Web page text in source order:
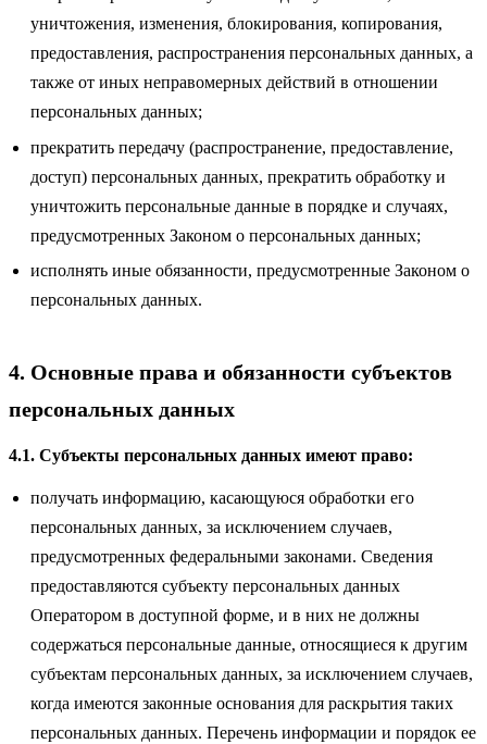
уничтожения, изменения, блокирования, копирования,
предоставления, распространения персональных данных, а
также от иных неправомерных действий в отношении
персональных данных;
прекратить передачу (распространение, предоставление,
доступ) персональных данных, прекратить обработку и
уничтожить персональные данные в порядке и случаях,
предусмотренных Законом о персональных данных;
исполнять иные обязанности, предусмотренные Законом о
персональных данных.
4. Основные права и обязанности субъектов
персональных данных
4.1. Субъекты персональных данных имеют право:
получать информацию, касающуюся обработки его
персональных данных, за исключением случаев,
предусмотренных федеральными законами. Сведения
предоставляются субъекту персональных данных
Оператором в доступной форме, и в них не должны
содержаться персональные данные, относящиеся к другим
субъектам персональных данных, за исключением случаев,
когда имеются законные основания для раскрытия таких
персональных данных. Перечень информации и порядок ее